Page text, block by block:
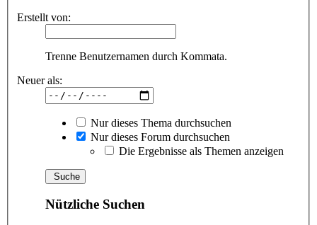
Erstellt von:
Trenne Benutzernamen durch Kommata.
Neuer als:
Nur dieses Thema durchsuchen
Nur dieses Forum durchsuchen
Die Ergebnisse als Themen anzeigen
Nützliche Suchen